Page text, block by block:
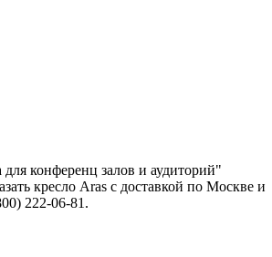
конференц залов и аудиторий"
кресло Aras с доставкой по Москве и
222-06-81.